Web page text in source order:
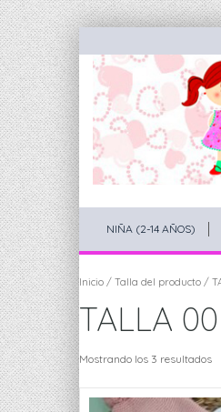
NIÑA (2-14 AÑOS)
Inicio / Talla del producto /
TALLA 00
Mostrando los 3 resultados